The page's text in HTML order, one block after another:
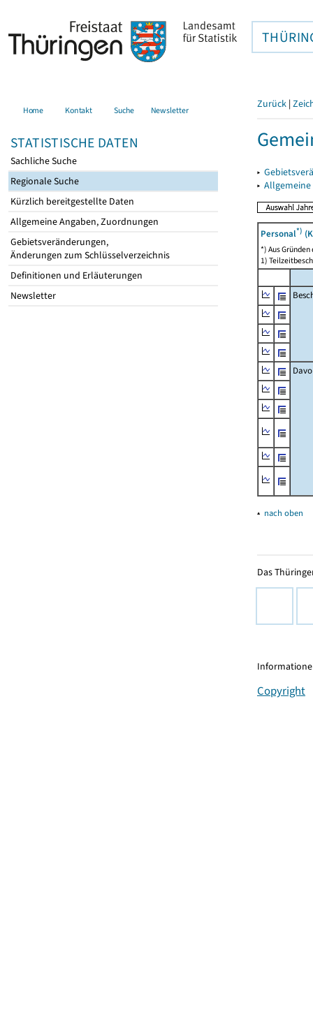
Home Kontakt Suche Newsletter
STATISTISCHE DATEN
Sachliche Suche
Regionale Suche
Kürzlich bereitgestellte Daten
Allgemeine Angaben, Zuordnungen
Gebietsveränderungen,
Änderungen zum Schlüsselverzeichnis
Definitionen und Erläuterungen
Newsletter
Zurück |
▸
▸
Personal*)
*) Aus
1)
▴ nach oben
Das
Copyright